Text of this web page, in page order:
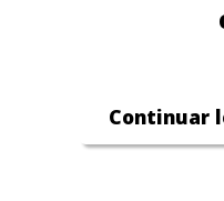
Continuar